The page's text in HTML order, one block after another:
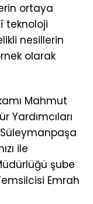
ortaya
teknoloji
nesillerin
olarak
Mahmut
Yardımcıları
ile
şube
Emrah